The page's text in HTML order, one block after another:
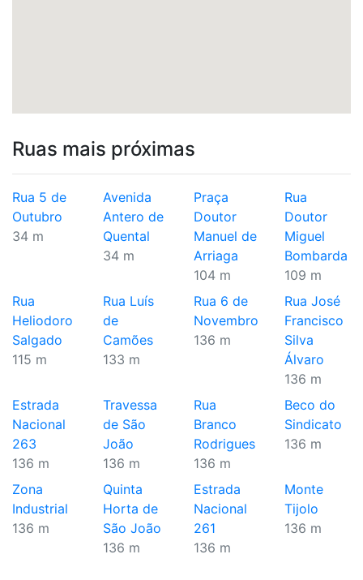
Ruas mais próximas
Rua 5 de
Outubro
34 m
Avenida
Antero de
Quental
34 m
Praça
Doutor
Manuel de
Arriaga
104 m
Rua
Doutor
Miguel
Bombarda
109 m
Rua
Heliodoro
Salgado
115 m
Rua Luís
de
Camões
133 m
Rua 6 de
Novembro
136 m
Rua José
Francisco
Silva
Álvaro
136 m
Estrada
Nacional
263
136 m
Travessa
de São
João
136 m
Rua
Branco
Rodrigues
136 m
Beco do
Sindicato
136 m
Zona
Industrial
136 m
Quinta
Horta de
São João
136 m
Estrada
Nacional
261
136 m
Monte
Tijolo
136 m